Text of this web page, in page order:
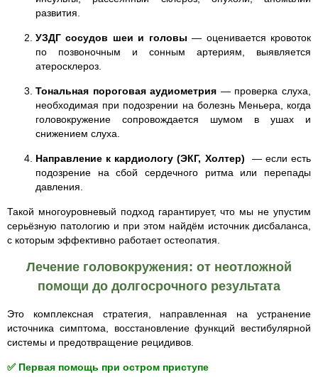
развития.
УЗДГ сосудов шеи и головы — оценивается кровоток
по позвоночным и сонным артериям, выявляется
атеросклероз.
Тональная пороговая аудиометрия — проверка слуха,
необходимая при подозрении на болезнь Меньера, когда
головокружение сопровождается шумом в ушах и
снижением слуха.
Направление к кардиологу (ЭКГ, Холтер) — если есть
подозрение на сбой сердечного ритма или перепады
давления.
Такой многоуровневый подход гарантирует, что мы не упустим
серьёзную патологию и при этом найдём источник дисбаланса,
с которым эффективно работает остеопатия.
Лечение головокружения: от неотложной
помощи до долгосрочного результата
Это комплексная стратегия, направленная на устранение
источника симптома, восстановление функций вестибулярной
системы и предотвращение рецидивов.
✅ Первая помощь при остром приступе